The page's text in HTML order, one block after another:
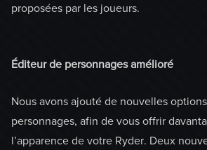
proposées par les joueurs.
Éditeur de personnages amélioré
Nous avons ajouté de nouvelles
personnages, afin de vous offrir
l’apparence de votre Ryder. Deux